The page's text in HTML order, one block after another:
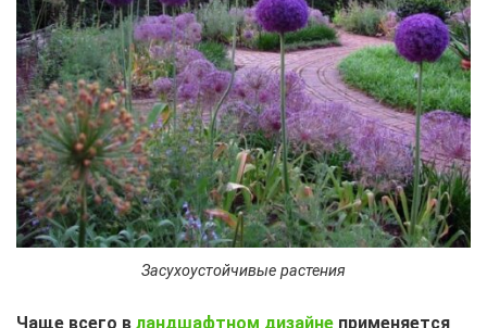
Засухоустойчивые растения
Чаще всего в ландшафтном дизайне применяется